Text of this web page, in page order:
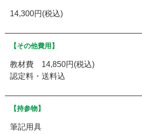
14,300円(税込)
【その他費用】
教材費 14,850円(税込)
認定料・送料込
【持参物】
筆記用具